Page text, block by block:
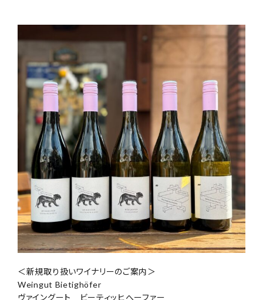
＜新規取り扱いワイナリーのご案内＞
Weingut Bietighöfer
ヴァイングート ビーティッヒへーファー